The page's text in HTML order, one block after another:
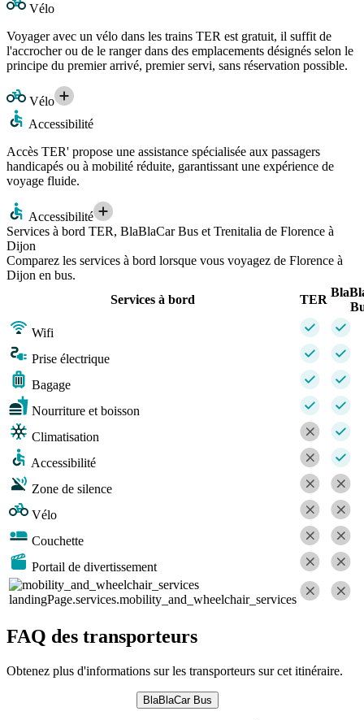
Vélo
Voyager avec un vélo dans les trains TER est gratuit, il suffit de
l'accrocher ou de le ranger dans des emplacements désignés selon le
principe du premier arrivé, premier servi, sans réservation possible.
Vélo
Accessibilité
Accès TER' propose une assistance spécialisée aux passagers
handicapés ou à mobilité réduite, garantissant une expérience de
voyage fluide.
Accessibilité
Services à bord TER, BlaBlaCar Bus et Trenitalia de Florence à
Dijon
Comparez les services à bord lorsque vous voyagez de Florence à
Dijon en bus.
Services à bord
TER
Wifi
Prise électrique
Bagage
Nourriture et boisson
Climatisation
Accessibilité
Zone de silence
Vélo
Couchette
Portail de divertissement
landingPage.services.mobility_and_wheelchair_services
FAQ des transporteurs
Obtenez plus d'informations sur les transporteurs sur cet itinéraire.
BlaBlaCar Bus